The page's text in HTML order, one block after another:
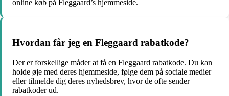
online køb på Fleggaard’s hjemmeside.
Hvordan får jeg en Fleggaard rabatkode?
Der er forskellige måder at få en Fleggaard rabatkode. Du kan
holde øje med deres hjemmeside, følge dem på sociale medier
eller tilmelde dig deres nyhedsbrev, hvor de ofte sender
rabatkoder ud.